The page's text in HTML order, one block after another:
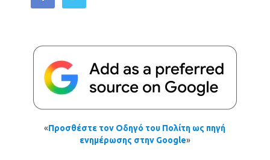
«Προσθέστε τον Οδηγό του Πολίτη ως πηγή
ενημέρωσης στην Google»